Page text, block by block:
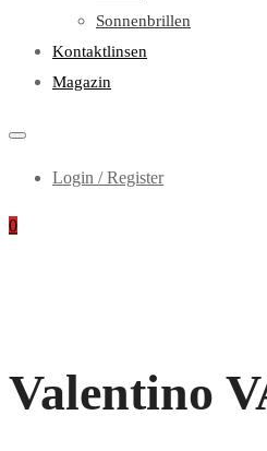
Sonnenbrillen
Kontaktlinsen
Magazin
Login / Register
0
Valentino